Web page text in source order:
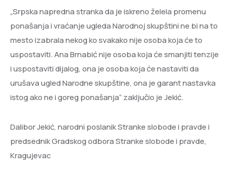
„Srpska napredna stranka da je iskreno želela promenu
ponašanja i vraćanje ugleda Narodnoj skupštini ne bi na to
mesto izabrala nekog ko svakako nije osoba koja će to
uspostaviti. Ana Brnabić nije osoba koja će smanjiti tenzije
i uspostaviti dijalog, ona je osoba koja će nastaviti da
urušava ugled Narodne skupštine, ona je garant nastavka
istog ako ne i goreg ponašanja“ zaključio je Jekić.
Dalibor Jekić, narodni poslanik Stranke slobode i pravde i
predsednik Gradskog odbora Stranke slobode i pravde,
Kragujevac